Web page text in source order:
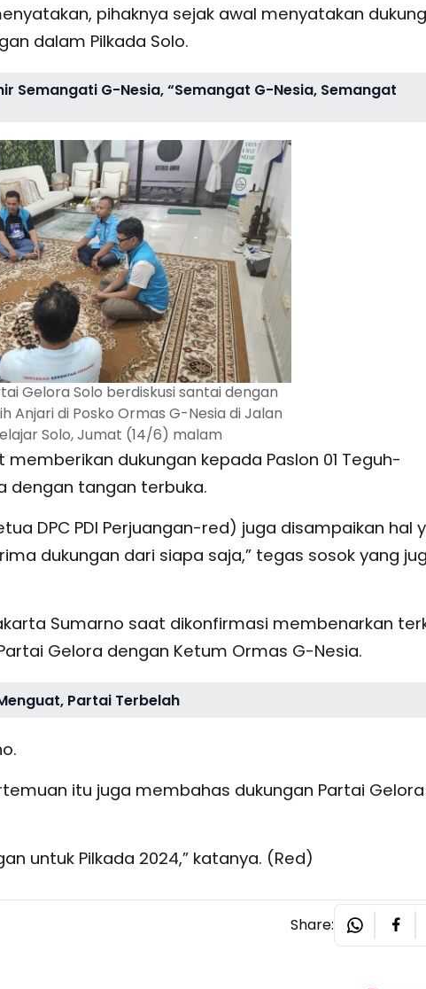
pihaknya sejak awal menyatakan
dalam Pilkada Solo.
Semangati G-Nesia, “Semangat G-Nesia, Semangat
Gelora Solo berdiskusi santai dengan
Anjari di Posko Ormas G-Nesia di Jalan
Solo, Jumat (14/6) malam
dukungan kepada Paslon 01 Teguh-
dengan tangan terbuka.
DPC PDI Perjuangan-red) juga disampaikan hal
dukungan dari siapa saja,” tegas sosok yang
Sumarno saat dikonfirmasi membenarkan
Gelora dengan Ketum Ormas G-Nesia.
Partai Terbelah
itu juga membahas dukungan Partai Gelora
untuk Pilkada 2024,” katanya. (Red)
Share: